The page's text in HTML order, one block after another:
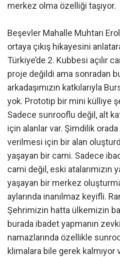
merkez olma özelliği taşıyor.
Beşevler Mahalle Muhtarı
ortaya çıkış hikayesini
Türkiye’de 2. Kubbesi açılır
proje değildi ama sonradan
arkadaşımızın katkılarıyla
yok. Prototip bir mini külliye
Sadece sunrooflu değil, alt
için alanlar var. Şimdilik
verilmesi için bir alan
yaşayan bir cami. Sadece
cami değil, eski atalarımızın
yaşayan bir merkez
aylarında inanılmaz keyifli.
Şehrimizin hatta ülkemizin
burada ibadet yapmanın
namazlarında özellikle
klimalara bile gerek kalmıyor